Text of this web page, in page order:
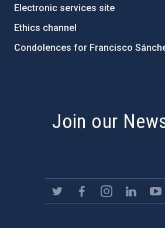
Electronic services site
Ethics channel
Condolences for Francisco
Join our